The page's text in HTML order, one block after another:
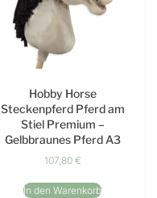
Hobby Horse
Steckenpferd Pferd am
Stiel Premium –
Gelbbraunes Pferd A3
107,80 €
In den Warenkorb